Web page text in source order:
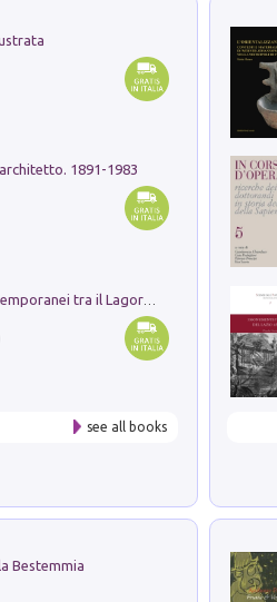
1891-1983
Pastori. Sguardi contemporanei tra il Lagorai e la pianura. Ediz. illustrata
see all books
Bestemmia